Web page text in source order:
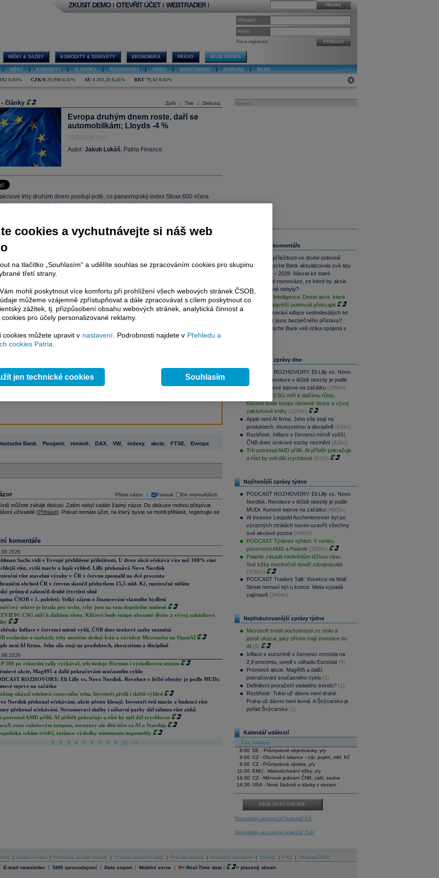
Hledej
ZKUSIT DEMO | OTEVŘÍT ÚČET | WEBTRADER |
Uživatel:
Heslo:
Nová registrace Přihlásit
MĚNY & SAZBY KOMODITY & DERIVÁTY EKONOMIKA PRÁVO MOJE PATRIA
MĚNY KOMODITY SLOUPKY ROZHOVORY VIDEO MONITORING DISKUSE BLOG
0,03% CZK/$ 20,949 0,11% AU 4 263,20 0,45% BRT 79,42 0,94%
Zpět Tisk Diskutuj
- články
Evropa druhým dnem roste, daří se
automobilkám; Lloyds -4 %
26.03.2014 10:41
Autor: Jakub Lukáš, Patria Finance
trhy druhým dnem posilují poté, co panevropský index Stoxx 600 včera
článku je dostupné jen klientům placených služebPatria Plus/
Pluspřípadně uživatelům platformy
placeného informačního servisu získáte
kekompletnímu zpravodajství
bez jakýchkoliv omezení. Veškeré
terminálovou metodou (bez nutnosti obnovovat stránku) bez
a v plné verzi.
mailové zpravodajství,dataz finančních trhů v reálném čase, kompletní
časových řad ke stažení,
Bank, Peugeot, renault, DAX, VW, indexy, akcie, FTSE, Evropa
Přidat názor Pavouk Od nejnovějších
můžete zahájit diskusi. Zatím nebyl zadán žádný názor. Do diskuse mohou přispívat
uživatelé (Přihlásit). Pokud nemáte účet, na který byste se mohli přihlásit, registrujte se
komentáře
Sachs vidí v Evropě přehlížené příležitosti. U dvou akcií očekává více než 100% růst
růst, vyšší marže a lepší výhled. Lilly překonává Novo Nordisk
růst stavební výroby v ČR v červnu zpomalil na dvě procenta
obchod ČR v červnu skončil přebytkem 15,5 mld. Kč, meziročně nižším
průmysl zakončil druhé čtvrtletí silně
ČSOB v 1. pololetí: Velký zájem o financování vlastního bydlení
sektor je brzda pro techy, trhy jsou na tom dopoledne smíšeně
CSG míří k dalšímu růstu. Klíčové bude tempo obranné divize a vývoj zakázkové
Inflace v červenci mírně vyšší, ČNB dnes úrokové sazby nezmění
rozhodne o sazbách, trhy mezitím sledují Írán a závislost Microsoftu na OpenAI
není AI firma. Jeho síla stojí na produktech, ekosystému a disciplíně
500 po rekordní rally vyčkával, trh sleduje Hormuz i výsledkovou sezónu
akcie, Mag495 a další pokračování současného cyklu
ROZHOVORY: Eli Lilly vs. Novo Nordisk. Revoluce v léčbě obezity je podle MUDr.
teprve na začátku
ukázal odolnost cestovního trhu. Investoři přešli i slabší výhled
Nordisk překonal očekávání, akcie přesto klesají. Investoři řeší marže a budoucí růst
překonal očekávání. Streamovací služby i zábavní parky dál táhnou růst zisků
potrestal AMD příliš. AI příběh pokračuje a růst by měl dál zrychlovat
roste raketovým tempem, investory ale děsí účet za AI a Starship
trhům svědčí, zatímco výsledky sentimentu nepomohly
1 2 3 4 5 6 7 8 9 10 >>
Reklama
Související komentáře
Kde hledat příležitosti ve druhé polovině
roku? Deutsche Bank aktualizovala své tipy
Roky 2026 – 2028: Návrat ke staré
ekonomické rovnováze, ze které by akcie
moc nadšené nebyly?
Bloomberg Intelligence: Deset akcií, které
mají v Q2 největší potenciál překvapit
O (ne)kopírování inflace sedmdesátých let
Ztrácí dolar punc bezpečného přístavu?
Podle Deutsche Bank velí rizika spojená s
Nejčtenější zprávy dne
PODCAST ROZHOVORY: Eli Lilly vs. Novo
Nordisk. Revoluce v léčbě obezity je podle
MUDr. Kunové teprve na začátku (1894x)
PREVIEW: CSG míří k dalšímu růstu.
Klíčové bude tempo obranné divize a vývoj
zakázkové knihy (1204x)
Apple není AI firma. Jeho síla stojí na
produktech, ekosystému a disciplíně (634x)
Rozbřesk: Inflace v červenci mírně vyšší,
ČNB dnes úrokové sazby nezmění (626x)
Trh potrestal AMD příliš. AI příběh pokračuje
a růst by měl dál zrychlovat (611x)
Nejčtenější zprávy týdne
PODCAST ROZHOVORY: Eli Lilly vs. Novo
Nordisk. Revoluce v léčbě obezity je podle
MUDr. Kunové teprve na začátku (4509x)
AI investor Leopold Aschenbrenner byl po
výrazných ztrátách nucen uzavřít všechny
své akciové pozice (4482x)
PODCAST Týdenní výhled: V centru
pozornosti AMD a Palantir (3959x)
Palantir zasadil medvědům těžkou ránu.
Své tržby meziročně téměř zdvojnásobil
(3782x)
PODCAST Traders Talk: Korekce na Wall
Street nemusí být u konce. Meta vypadá
zajímavě (3404x)
Nejdiskutovanější zprávy týdne
Microsoft smetl pochybnosti ze stolu a
jasně ukázal, jaký přínos mají investice do
AI (9)
Inflace v eurozóně v červenci vzrostla na
2,9 procenta, uvedl v odhadu Eurostat (5)
Prémiové akcie, Mag495 a další
pokračování současného cyklu (1)
Definitivní proražení stoletého trendu? (1)
Rozbřesk: Tokio už dávno není drahé.
Praha už dávno není levná. A Švýcarsko je
pořád Švýcarsko (1)
Kalendář událostí
Čas Událost
8:00
DE - Průmyslové objednávky, y/y
9:00 CZ - Obchodní bilance - nár. pojetí, mld. Kč
9:00 CZ - Průmyslová výroba, y/y
11:00
EMU - Maloobchodní tržby, y/y
14:30 CZ - Měnové jednání ČNB, zákl. sazba
14:30 USA - Nové žádosti o dávky v nezam.
UDÁLOSTI ONLINE
Dlouhodobý ekonomický kalendář ČR
Dlouhodobý ekonomický kalendář Svět
Kariéra v Patrii Podmínky užívání stránek Ochrana osobních údajů Pravidla diskuse Investiční disclaimer Náměty FAQ Skupina ČSOB
E-mail newsletter | SMS zpravodajství | Data export | Mobilní verze | R= Real-Time data | = placený obsah
cookies a vychutnávejte si náš web
na tlačítko „Souhlasím“ a udělíte souhlas se zpracováním cookies pro skupinu
třetí strany.
mohli poskytnout více komfortu při prohlížení všech webových stránek ČSOB,
můžeme vzájemně zpřístupňovat a dále zpracovávat s cílem poskytnout co
zážitek, tj. přizpůsobení obsahu webových stránek, analytická činnost a
pro účely personalizované reklamy.
cookies můžete upravit v nastavení. Podrobnosti najdete v Přehledu a
cookies Patria.
jen technické cookies Souhlasím